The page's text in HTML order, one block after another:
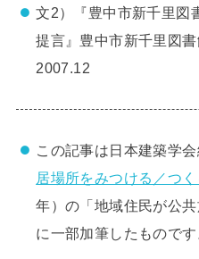
文2）『豊中市新千里図
提言』豊中市新千里図
2007.12
この記事は日本建築学
居場所をみつける／つく
年）の「地域住民が公
に一部加筆したものです